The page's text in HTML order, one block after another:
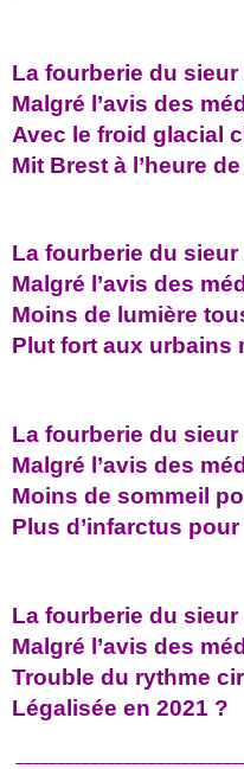
La fourberie du sieur
Malgré l’avis des
Avec le froid glacial
Mit Brest à l’heure
La fourberie du sieur
Malgré l’avis des
Moins de lumière
Plut fort aux urbains
La fourberie du sieur
Malgré l’avis des
Moins de sommeil
Plus d’infarctus
La fourberie du sieur
Malgré l’avis des
Trouble du rythme
Légalisée en 2021 ?